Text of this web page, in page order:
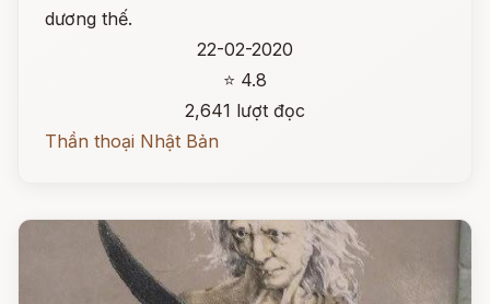
dương thế.
22-02-2020
⭐ 4.8
2,641 lượt đọc
Thần thoại Nhật Bản